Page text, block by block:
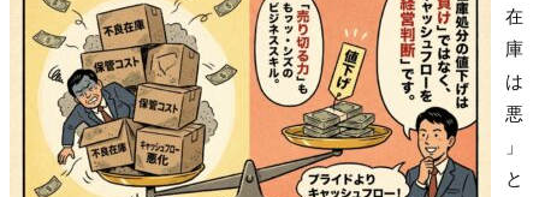
在
庫
は
悪
」
と